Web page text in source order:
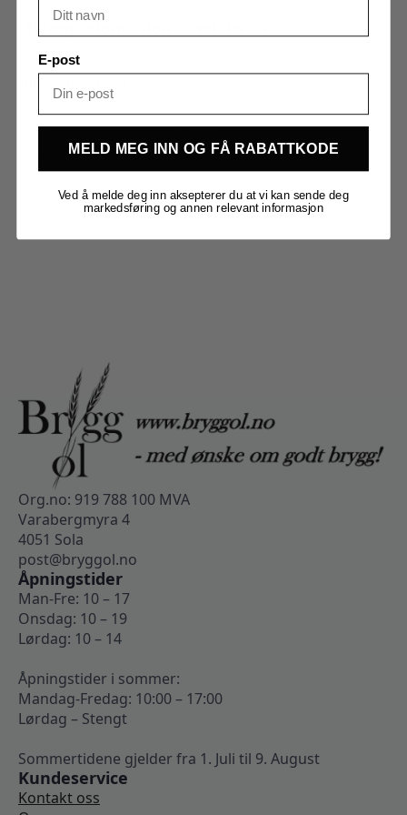
Org.no: 919 788 100 MVA
Varabergmyra 4
4051 Sola
post@bryggol.no
Åpningstider
Man-Fre: 10 – 17
Onsdag: 10 – 19
Lørdag: 10 – 14
Åpningstider i sommer:
Mandag-Fredag: 10:00 – 17:00
Lørdag – Stengt
Sommertidene gjelder fra 1. Juli til 9. August
Kundeservice
Kontakt oss
E-post
MELD MEG INN OG FÅ RABATTKODE
Ved å melde deg inn aksepterer du at vi kan sende deg
markedsføring og annen relevant informasjon